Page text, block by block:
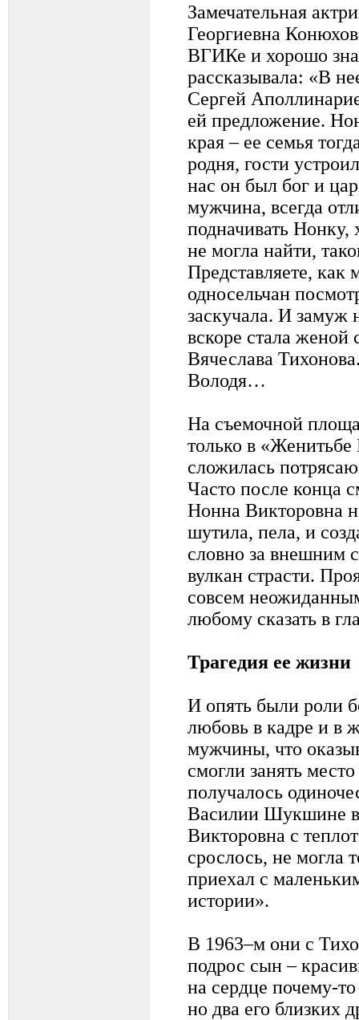
Замечательная
Георгиевна
ВГИКе и хорошо
рассказывала: «В
Сергей
ей предложение.
края – ее семья
родня, гости
нас он был бог и
мужчина, всегда
подначивать Нонку,
не могла найти,
Представляете, как
односельчан
заскучала. И замуж
вскоре стала женой
Вячеслава
Володя…
На съемочной
только в
сложилась
Часто после конца
Нонна Викторовна
шутила, пела, и
словно за внешним
вулкан страсти.
совсем
любому сказать в
Трагедия ее жизни
И опять были роли
любовь в кадре и в
мужчины, что
смогли занять
получалось
Василии Шукшине
Викторовна с
срослось, не могла
приехал с
истории».
В 1963–м они с
подрос сын –
на сердце почему-
но два его близких